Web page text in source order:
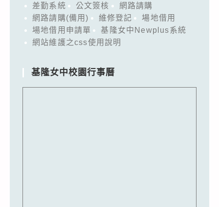
差勤系統 公文簽核
網路請購
網路請購(備用)
維修登記
場地借用
場地借用申請單
基隆女中Newplus系統
網站維護之css使用說明
基隆女中校園行事曆